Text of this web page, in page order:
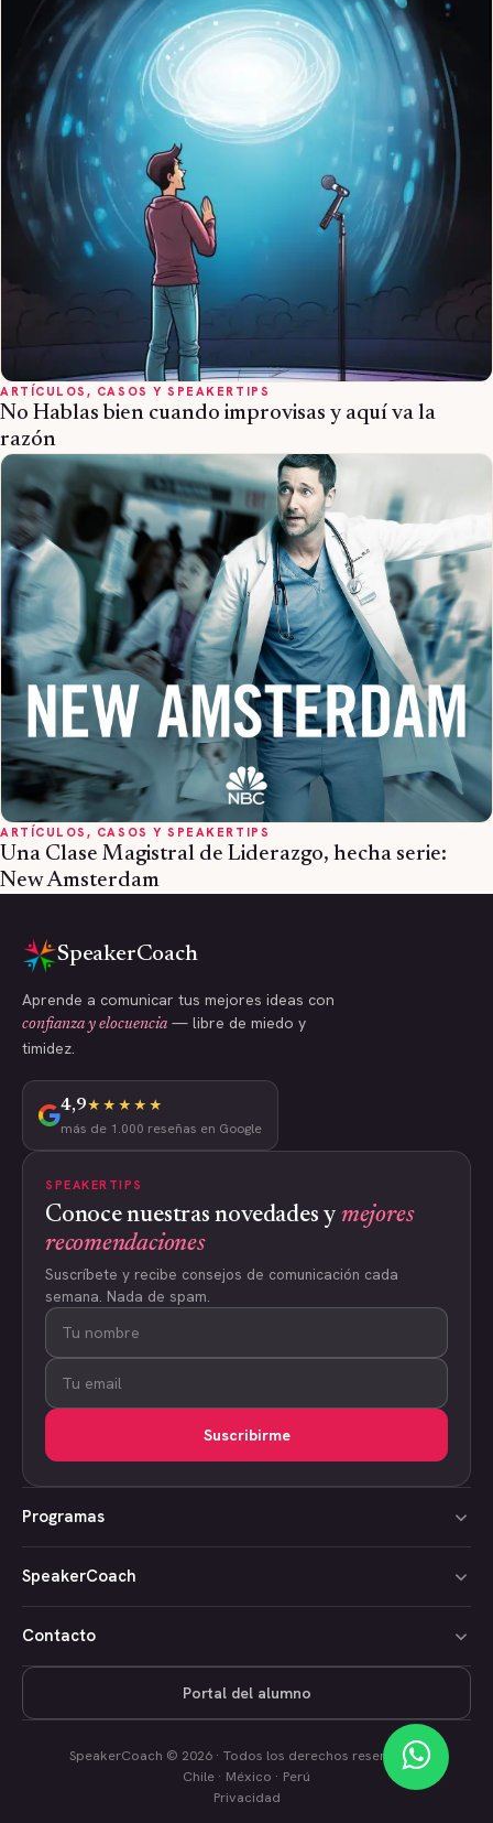
ARTÍCULOS, CASOS Y SPEAKERTIPS
No Hablas bien cuando improvisas y aquí va la
razón
ARTÍCULOS, CASOS Y SPEAKERTIPS
Una Clase Magistral de Liderazgo, hecha serie:
New Amsterdam
SpeakerCoach
Aprende a comunicar tus mejores ideas con
confianza y elocuencia — libre de miedo y
timidez.
4,9★★★★★
más de 1.000 reseñas en Google
SPEAKERTIPS
Conoce nuestras novedades y mejores
recomendaciones
Suscríbete y recibe consejos de comunicación cada
semana. Nada de spam.
Suscribirme
Programas
SpeakerCoach
Contacto
Portal del alumno
SpeakerCoach © 2026 · Todos los derechos reservados
Chile · México · Perú
Privacidad